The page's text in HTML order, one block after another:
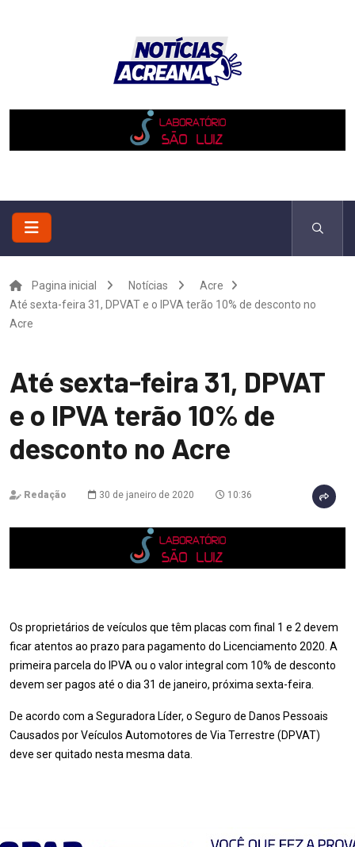
Pagina inicial Notícias
Acre
Até sexta-feira 31, DPVAT e o IPVA terão 10% de desconto no
Acre
Até sexta-feira 31, DPVAT
e o IPVA terão 10% de
desconto no Acre
Redação 30 de janeiro de 2020 10:36
Os proprietários de veículos que têm placas com final 1 e 2 devem
ficar atentos ao prazo para pagamento do Licenciamento 2020. A
primeira parcela do IPVA ou o valor integral com 10% de desconto
devem ser pagos até o dia 31 de janeiro, próxima sexta-feira.
De acordo com a Seguradora Líder, o Seguro de Danos Pessoais
Causados por Veículos Automotores de Via Terrestre (DPVAT)
deve ser quitado nesta mesma data.